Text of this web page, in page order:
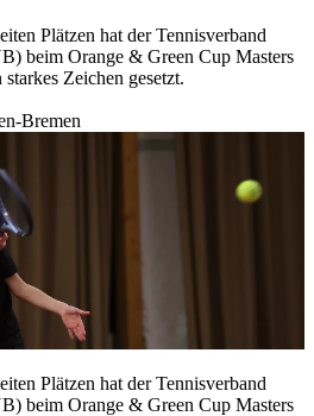
Plätzen hat der Tennisverband
beim Orange & Green Cup Masters
Zeichen gesetzt.
Bremen
Plätzen hat der Tennisverband
beim Orange & Green Cup Masters